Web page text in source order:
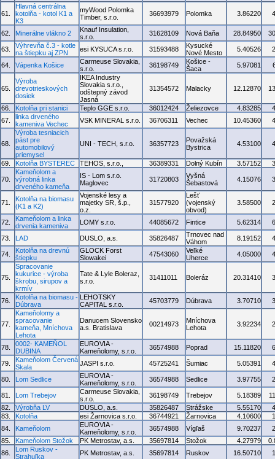
61.
Hlavná centrálna
kotolňa - kotol K1 a
K3
myWood Polomka
Timber, s.r.o.
36693979 Polomka 3.86220
62. Minerálne vlákno 2
Knauf Insulation,
s.r.o.
31628109 Nová Baňa 28.84950
63.
Výhrevňa č.3 - kotle
na štiepku aj ZPN
esi KYSUCA s.r.o. 31593488
Kysucké
Nové Mesto
5.40526
64. Vápenka Košice
Carmeuse Slovakia,
s.r.o.
36198749
Košice -
Šaca
5.97081
65.
Výroba
drevotrieskových
dosiek
IKEA Industry
Slovakia s.r.o.,
odštepný závod
Jasná
31354572 Malacky 12.12870
66. Kotolňa pri stanici Teplo GGE s.r.o. 36012424 Želiezovce 4.83285
67.
linka drveného
kameniva Vechec
VSK MINERAL s.r.o. 36706311 Vechec 10.45360
68.
Výroba tesniacich
pást pre
automobilový
priemysel
UNI - TECH, s.r.o. 36357723
Považská
Bystrica
4.53100
69. Kotolňa BYSTEREC TEHOS, s.r.o., 36389331 Dolný Kubín 3.57152
70.
Kameňolom a
výrobná linka
drveného kameňa
IS - Lom s.r.o.
Maglovec
31720803
Vyšná
Šebastová
4.15076
71.
Kotolňa na biomasu
(K1 a K2)
Vojenské lesy a
majetky SR, š.p.,
o.z.
31577920
Lešť
(vojenský
obvod)
3.58500
72.
Kameňolom a linka
drvenia kameniva
LOMY s.r.o. 44085672 Fintice 5.62314
73. LAD DUSLO, a.s. 35826487
Trnovec nad
Váhom
8.19152
74.
Kotolňa na drevnú
štiepku
GLOCK Forst
Slowakei
47543060
Veľké
Uherce
4.05000
75.
Spracovanie
kukurice - výroba
škrobu, sirupov a
krmív
Tate & Lyle Boleraz,
s.r.o.
31411011 Boleráz 20.31410
76.
Kotolňa na biomasu -
Dúbrava
LEHOTSKY
CAPITAL s.r.o.
45703779 Dúbrava 3.70710
77.
Kameňolomy a
spracovanie
kameňa, Mníchova
Lehota
Danucem Slovensko
a.s. Bratislava
00214973
Mníchova
Lehota
3.92234
78.
0002- KAMEŇOL
DUBINA
EUROVIA -
Kameňolomy, s.r.o.
36574988 Poprad 15.11820
79.
Kameňolom Červená
Skala
JASPI s.r.o. 45725241 Šumiac 5.05391
80. Lom Sedlice
EUROVIA -
Kameňolomy, s.r.o.
36574988 Sedlice 3.97755
81. Lom Trebejov
Carmeuse Slovakia,
s.r.o.
36198749 Trebejov 5.18389
82.
Výrobňa LV DUSLO, a.s. 35826487 Strážske 5.55170
83.
Kotolňa esi Žarnovica s.r.o. 36744921 Žarnovica 4.10600
84.
Kameňolom
EUROVIA -
Kameňolomy, s.r.o.
36574988 Vígľaš 9.70237
85.
Kameňolom Stožok PK Metrostav, a.s. 35697814 Stožok 4.27979
86.
Lom Ruskov -
Strahuľka
PK Metrostav, a.s. 35697814 Ruskov 16.50710